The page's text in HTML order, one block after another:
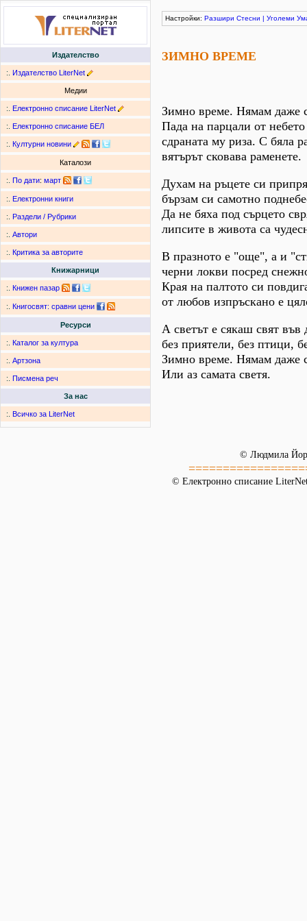
Издателство
:. Издателство LiterNet
Медии
:. Електронно списание LiterNet
:. Електронно списание БЕЛ
:. Културни новини
Каталози
:. По дати: март
:. Електронни книги
:. Раздели / Рубрики
:. Автори
:. Критика за авторите
Книжарници
:. Книжен пазар
:. Книгосвят: сравни цени
Ресурси
:. Каталог за култура
:. Артзона
:. Писмена реч
За нас
:. Всичко за LiterNet
Настройки: Разшири Стесни | Уголеми
ЗИМНО ВРЕМЕ
Зимно време. Нямам даже
Пада на парцали от небето
сдраната му риза. С бяла
вятърът сковава раменете.
Духам на ръцете си
бързам си самотно
Да не бяха под сърцето
липсите в живота са
В празното е "още", а и
черни локви посред
Края на палтото си
от любов изпръскано е
А светът е сякаш свят във
без приятели, без птици,
Зимно време. Нямам даже
Или аз самата светя.
© Людмила
© Електронно списание